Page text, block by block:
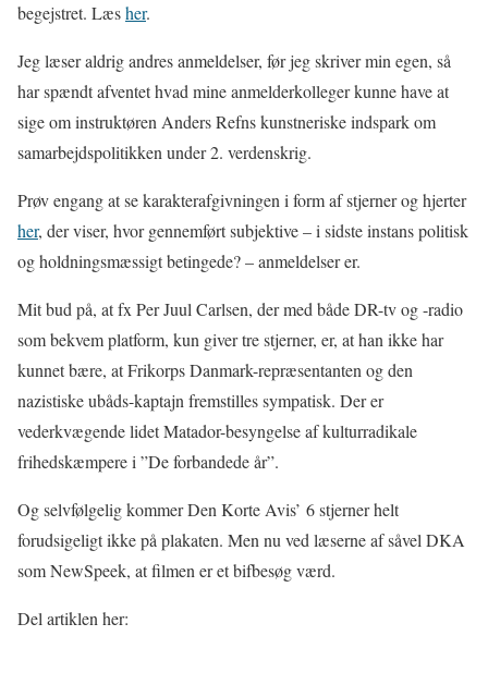
begejstret. Læsher.
Jeg læser aldrig andres anmeldelser, før jeg skriver min egen, så
har spændt afventet hvad mine anmelderkolleger kunne have at
sige om instruktøren Anders Refns kunstneriske indspark om
samarbejdspolitikken under 2. verdenskrig.
Prøv engang at se karakterafgivningen i form af stjerner og hjerter
her, der viser, hvor gennemført subjektive – i sidste instans politisk
og holdningsmæssigt betingede? – anmeldelser er.
Mit bud på, at fx Per Juul Carlsen, der med både DR-tv og -radio
som bekvem platform, kun giver tre stjerner, er, at han ikke har
kunnet bære, at Frikorps Danmark-repræsentanten og den
nazistiske ubåds-kaptajn fremstilles sympatisk. Der er
vederkvægende lidet Matador-besyngelse af kulturradikale
frihedskæmpere i ”De forbandede år”.
Og selvfølgelig kommer Den Korte Avis’ 6 stjerner helt
forudsigeligt ikke på plakaten. Men nu ved læserne af såvel DKA
som NewSpeek, at filmen er et bifbesøg værd.
Del artiklen her: